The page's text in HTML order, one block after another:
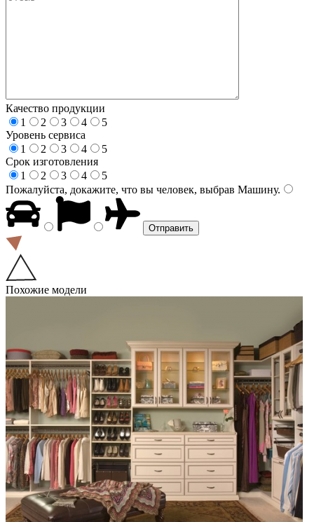
Качество продукции
1
2 3 4
5
Уровень сервиса
1
2 3 4
5
Срок изготовления
1
2 3 4
5
Пожалуйста, докажите, что вы человек, выбрав Машину.
Похожие модели